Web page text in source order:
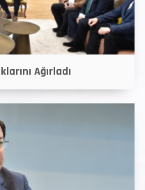
Ağırladı